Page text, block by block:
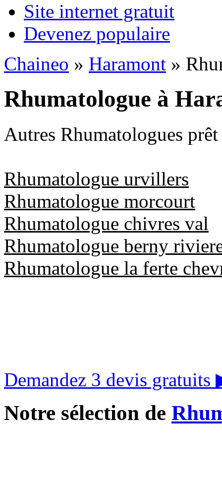
Site internet gratuit
Devenez populaire
Chaineo » Haramont »
Rhumatologue à
Autres Rhumatologues
Rhumatologue urvillers
Rhumatologue morcourt
Rhumatologue chivres val
Rhumatologue berny
Rhumatologue la ferte
Demandez 3 devis gratuits
Notre sélection de